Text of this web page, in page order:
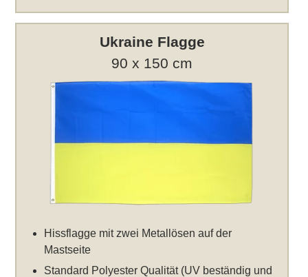
Ukraine Flagge
90 x 150 cm
Hissflagge mit zwei Metallösen auf der
Mastseite
Standard Polyester Qualität (UV beständig und